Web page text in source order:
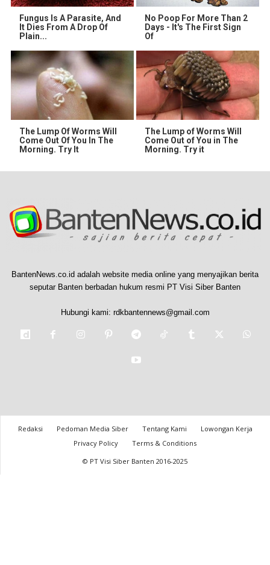
Fungus Is A Parasite, And
It Dies From A Drop Of
Plain...
No Poop For More Than 2
Days - It's The First Sign
Of
The Lump Of Worms Will
Come Out Of You In The
Morning. Try It
The Lump of Worms Will
Come Out of You in The
Morning. Try it
BantenNews.co.id adalah website media online yang menyajikan berita
seputar Banten berbadan hukum resmi PT Visi Siber Banten
Hubungi kami: rdkbantennews@gmail.com
Redaksi Pedoman Media Siber Tentang Kami
Lowongan Kerja
Privacy Policy
Terms & Conditions
© PT Visi Siber Banten 2016-2025